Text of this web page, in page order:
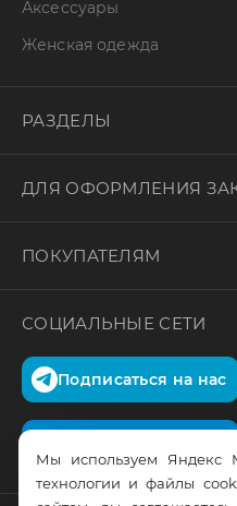
Аксессуары
Женская одежда
РАЗДЕЛЫ
ДЛЯ ОФОРМЛЕНИЯ
ПОКУПАТЕЛЯМ
СОЦИАЛЬНЫЕ СЕТИ
Подписаться на нас
Мы используем Яндекс
технологии и файлы